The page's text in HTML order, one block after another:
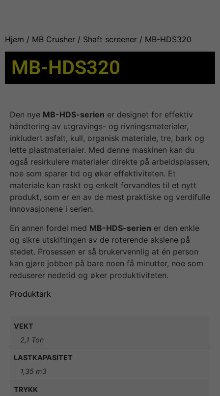
Hjem / MB Crusher / Shaft screener / MB-HDS320
MB-HDS320
Den nye MB-HDS-serien er designet for effektiv
håndtering av utgravings- og rivningsmaterialer,
inkludert asfalt, kull, organisk materiale, tre, bark og
lette plastmaterialer. Med denne maskinen kan du
også resirkulere materialer direkte på arbeidsplassen,
noe som sparer tid og øker effektiviteten. Et
materiale kan raskt og enkelt forvandles til et nytt
produkt, som er en av de mest praktiske og verdifulle
innovasjonene i serien.
En annen fordel med MB-HDS-serien er den enkle
og sikre utskiftingen av de roterende akslene på
stedet. Prosessen er så brukervennlig at én person
kan gjøre jobben på bare noen få minutter, noe som
reduserer nedetid og øker produktiviteten.
Produktark
VEKT
2,1 Ton
LASTKAPASITET
1,35 m3
TRYKK